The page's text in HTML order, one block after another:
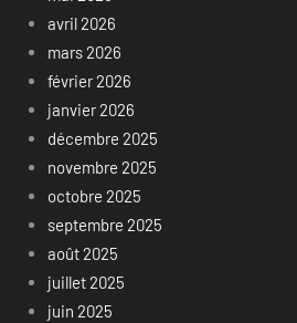
avril 2026
mars 2026
février 2026
janvier 2026
décembre 2025
novembre 2025
octobre 2025
septembre 2025
août 2025
juillet 2025
juin 2025